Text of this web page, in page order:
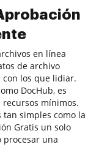
en línea
de archivo
con los que lidiar.
DocHub, es
mínimos.
simples como la
Gratis un solo
una